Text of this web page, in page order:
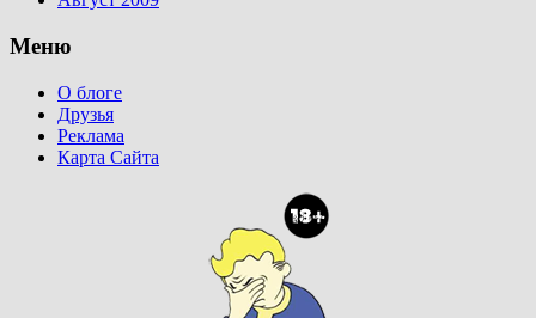
Меню
О блоге
Друзья
Реклама
Карта Сайта